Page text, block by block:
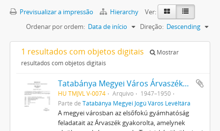
Previsualizar a impressão Hierarchy
Ver:
Ordenar por ordem: Data de início Direção: Descending
1 resultados com objetos digitais
Mostrar
resultados com objetos digitais
Tatabánya Megyei Város Árvaszékének iratai
HU TMJVL V-0074 Arquivo
1947–1950
Parte de Tatabánya Megyei Jogú Város Levéltára
A megyei városban az elsőfokú gyámhatóság
feladatait az Árvaszék gyakorolta, amelynek